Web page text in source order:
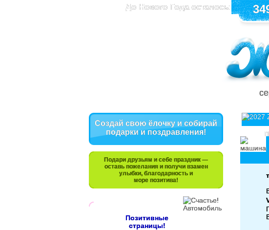
До Нового Года осталось:
Создай свою ёлочку и собирай
подарки и поздравления!
Подари друзьям и себе праздник —
оставь пожелания и получи взамен
улыбки, благодарность и
море позитива!
Позитивные
страницы!